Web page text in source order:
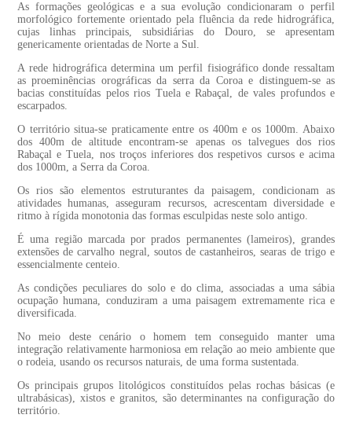
As formações geológicas e a sua evolução condicionaram o perfil
morfológico fortemente orientado pela fluência da rede hidrográfica,
cujas linhas principais, subsidiárias do Douro, se apresentam
genericamente orientadas de Norte a Sul.
A rede hidrográfica determina um perfil fisiográfico donde ressaltam
as proeminências orográficas da serra da Coroa e distinguem-se as
bacias constituídas pelos rios Tuela e Rabaçal, de vales profundos e
escarpados.
O território situa-se praticamente entre os 400m e os 1000m. Abaixo
dos 400m de altitude encontram-se apenas os talvegues dos rios
Rabaçal e Tuela, nos troços inferiores dos respetivos cursos e acima
dos 1000m, a Serra da Coroa.
Os rios são elementos estruturantes da paisagem, condicionam as
atividades humanas, asseguram recursos, acrescentam diversidade e
ritmo à rígida monotonia das formas esculpidas neste solo antigo.
É uma região marcada por prados permanentes (lameiros), grandes
extensões de carvalho negral, soutos de castanheiros, searas de trigo e
essencialmente centeio.
As condições peculiares do solo e do clima, associadas a uma sábia
ocupação humana, conduziram a uma paisagem extremamente rica e
diversificada.
No meio deste cenário o homem tem conseguido manter uma
integração relativamente harmoniosa em relação ao meio ambiente que
o rodeia, usando os recursos naturais, de uma forma sustentada.
Os principais grupos litológicos constituídos pelas rochas básicas (e
ultrabásicas), xistos e granitos, são determinantes na configuração do
território.